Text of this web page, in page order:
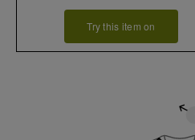
Try this item on